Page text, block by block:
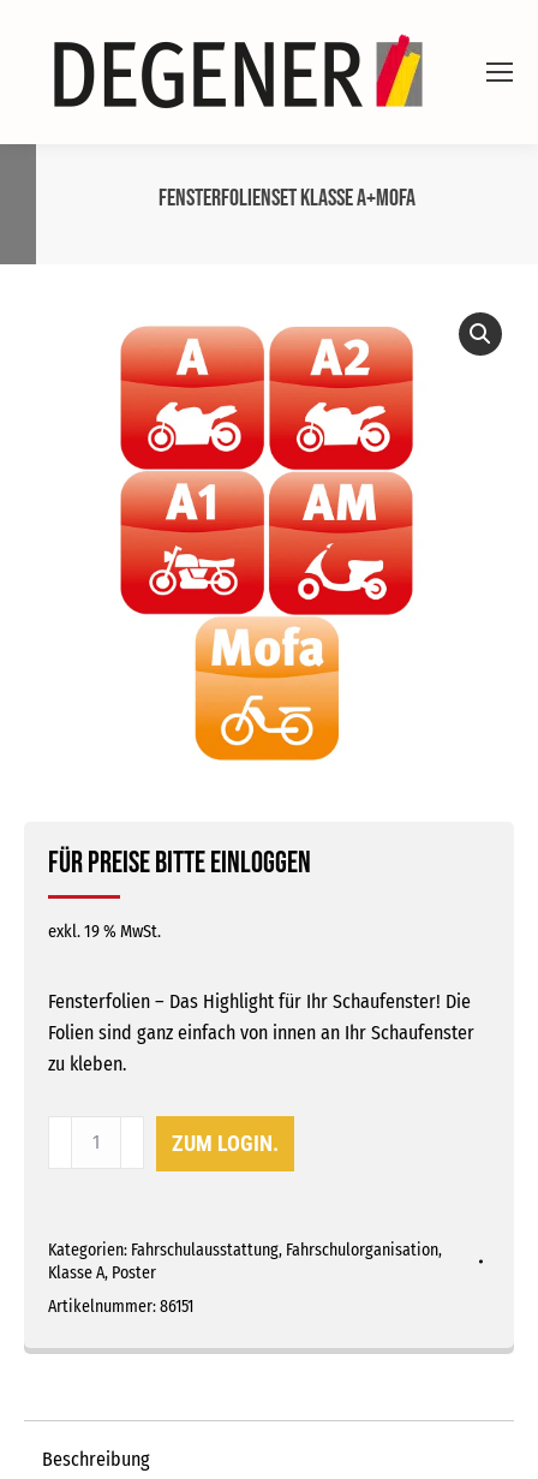
Fensterfolienset Klasse A+Mofa
Für Preise bitte einloggen
exkl. 19 % MwSt.
Fensterfolien – Das Highlight für Ihr Schaufenster! Die
Folien sind ganz einfach von innen an Ihr Schaufenster
zu kleben.
Fensterfolienset
ZUM LOGIN.
Kategorien: Fahrschulausstattung, Fahrschulorganisation,
Klasse A, Poster
Artikelnummer:86151
Beschreibung